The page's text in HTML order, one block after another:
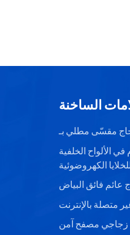
الساخنة
الألواح الخلفية
الكهروضوئية
عائم فائق البياض
متصلة بالإنترنت
زجاجي مصفح آمن